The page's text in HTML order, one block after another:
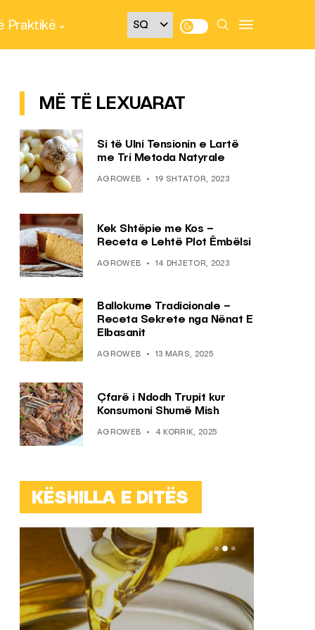
Praktikë
MË TË LEXUARAT
Si të Ulni Tensionin e Lartë
me Tri Metoda Natyrale
AGROWEB 19 SHTATOR, 2023
Kek Shtëpie me Kos –
Receta e Lehtë Plot Ëmbëlsi
AGROWEB 14 DHJETOR, 2023
Ballokume Tradicionale –
Receta Sekrete nga Nënat E
Elbasanit
AGROWEB 13 MARS, 2025
Çfarë i Ndodh Trupit kur
Konsumoni Shumë Mish
AGROWEB 4 KORRIK, 2025
KËSHILLA E DITËS